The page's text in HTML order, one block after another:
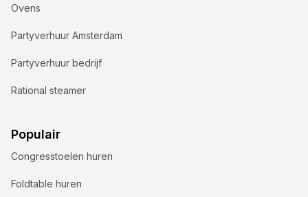
Ovens
Partyverhuur Amsterdam
Partyverhuur bedrijf
Rational steamer
Populair
Congresstoelen huren
Foldtable huren